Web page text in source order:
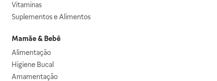
Vitaminas
Suplementos e Alimentos
Mamãe & Bebê
Alimentação
Higiene Bucal
Amamentação